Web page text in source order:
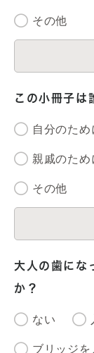
その他
この小冊子は
自分のため
親戚のため
その他
大人の歯にな
か？
ない
ブリッジを